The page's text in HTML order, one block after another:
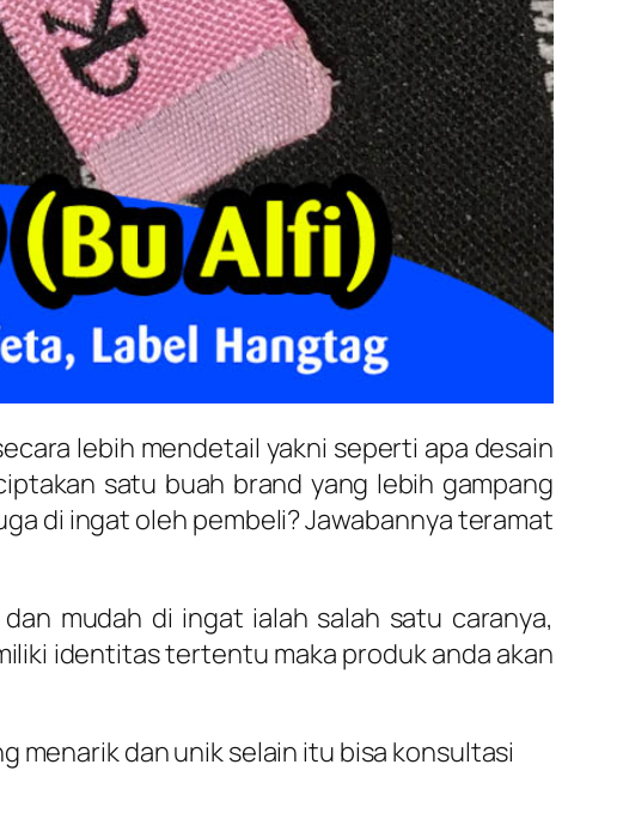
lebih mendetail yakni seperti apa desain
satu buah brand yang lebih gampang
di ingat oleh pembeli? Jawabannya teramat
mudah di ingat ialah salah satu caranya,
identitas tertentu maka produk anda akan
menarik dan unik selain itu bisa konsultasi